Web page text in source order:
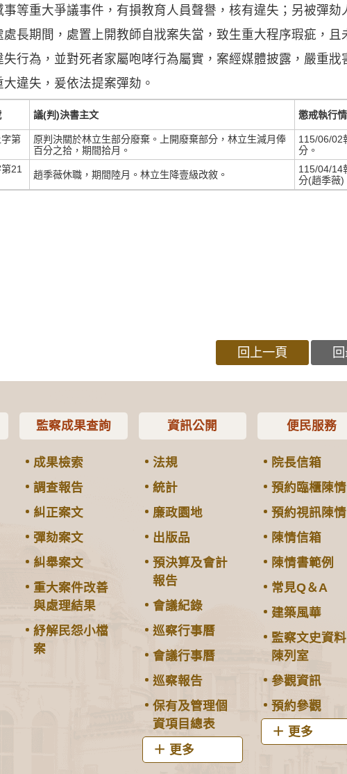
等重大爭議事件，有損教育人員聲譽，核有違失；另被彈劾
長期間，處置上開教師自戕案失當，致生重大程序瑕疵，且
行為，並對死者家屬咆哮行為屬實，案經媒體披露，嚴重戕
違失，爰依法提案彈劾。
議(判)決書主文 懲戒執行
第
原判決關於林立生部分廢棄。上開廢棄部分，林立生減月俸
百分之拾，期間拾月。
115/06/02
分。
21
趙季薇休職，期間陸月。林立生降壹級改敘。
115/04/14
分(趙季薇)
回上一頁
監察成果查詢
成果檢索
調查報告
糾正案文
彈劾案文
糾舉案文
重大案件改善
與處理結果
紓解民怨小檔
案
資訊公開
法規
統計
廉政園地
出版品
預決算及會計
報告
會議紀錄
巡察行事曆
會議行事曆
巡察報告
保有及管理個
資項目總表
更多
便民服務
院長信箱
預約臨櫃陳情
預約視訊陳情
陳情信箱
陳情書範例
常見Q＆A
建築風華
監察文史資料
陳列室
參觀資訊
預約參觀
更多